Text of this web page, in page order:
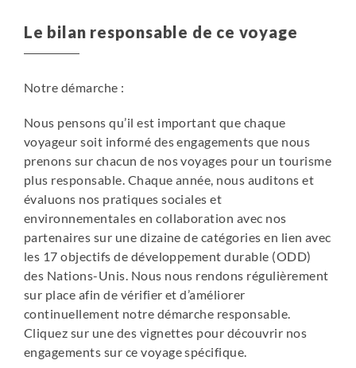
tous anglophones.
- Cabines quadruples, 2 hublots avec 2x2 couchettes
- Cabines triples, 2 hublots avec 1 couchette supérieure
et 2 couchettes basses (12 à 18m² - pont 3)
- Cabines doubles hublots avec 2 lits bas (12 à 18m² -
pont 3)
- Cabines doubles fenêtre avec 2 lits bas (12 à 14m² -
pont 4)
- Cabines supérieures, 2 fenêtres avec 1 lit double et 1
sofa (20 à 21m² - pont 6)
- Cabines doubles Deluxe, 2 fenêtres avec 2 lits bas et 1
sofa (19 à 21m² - pont 6)
- Suites juniors, 1 double fenêtre avec 1 lit double (19 à
20m² - pont 7)
- Grandes suites, 1 double fenêtre avec 1 lit double, 1
Le bilan responsable de ce voyage
Notre démarche :
Nous pensons qu’il est important que chaque
voyageur soit informé des engagements que nous
prenons sur chacun de nos voyages pour un tourisme
plus responsable. Chaque année, nous auditons et
évaluons nos pratiques sociales et
environnementales en collaboration avec nos
partenaires sur une dizaine de catégories en lien avec
les 17 objectifs de développement durable (ODD)
des Nations-Unis. Nous nous rendons régulièrement
sur place afin de vérifier et d’améliorer
continuellement notre démarche responsable.
Cliquez sur une des vignettes pour découvrir nos
engagements sur ce voyage spécifique.